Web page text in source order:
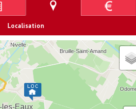
Localisation